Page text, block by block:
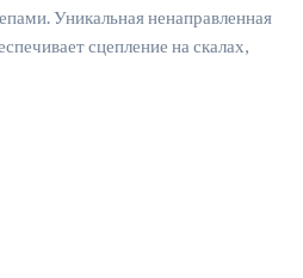
Уникальная ненаправленная
сцепление на скалах,